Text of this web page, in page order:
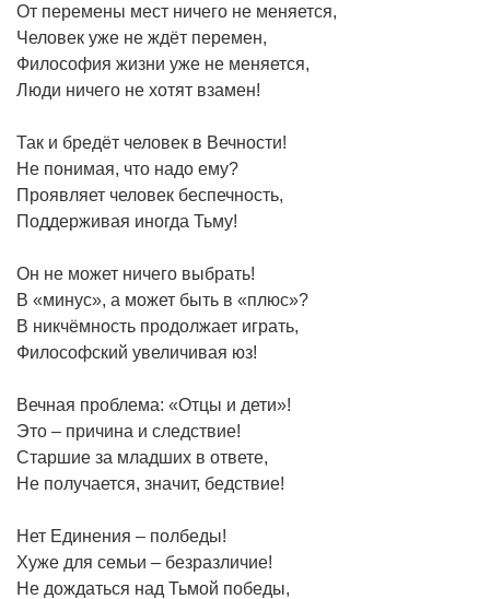
От перемены мест ничего не меняется,
Человек уже не ждёт перемен,
Философия жизни уже не меняется,
Люди ничего не хотят взамен!
Так и бредёт человек в Вечности!
Не понимая, что надо ему?
Проявляет человек беспечность,
Поддерживая иногда Тьму!
Он не может ничего выбрать!
В «минус», а может быть в «плюс»?
В никчёмность продолжает играть,
Философский увеличивая юз!
Вечная проблема: «Отцы и дети»!
Это – причина и следствие!
Старшие за младших в ответе,
Не получается, значит, бедствие!
Нет Единения – полбеды!
Хуже для семьи – безразличие!
Не дождаться над Тьмой победы,